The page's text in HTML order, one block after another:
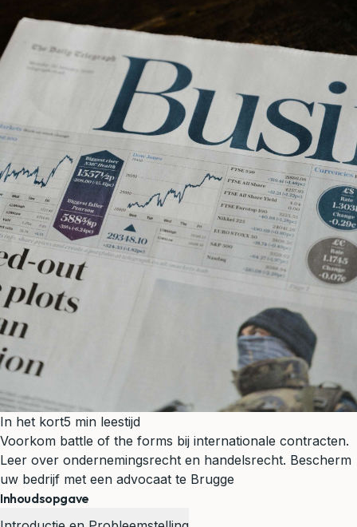
In het kort5 min leestijd
Voorkom battle of the forms bij internationale contracten.
Leer over ondernemingsrecht en handelsrecht. Bescherm
uw bedrijf met een advocaat te Brugge
Inhoudsopgave